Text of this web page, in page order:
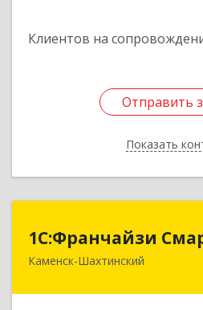
Клиентов на
Отправить
Показать
Отправить
Назад
1С:Франчайзи
Каменск-Шахтинский
1С:Франчайзи
347800, Ростовская обл,